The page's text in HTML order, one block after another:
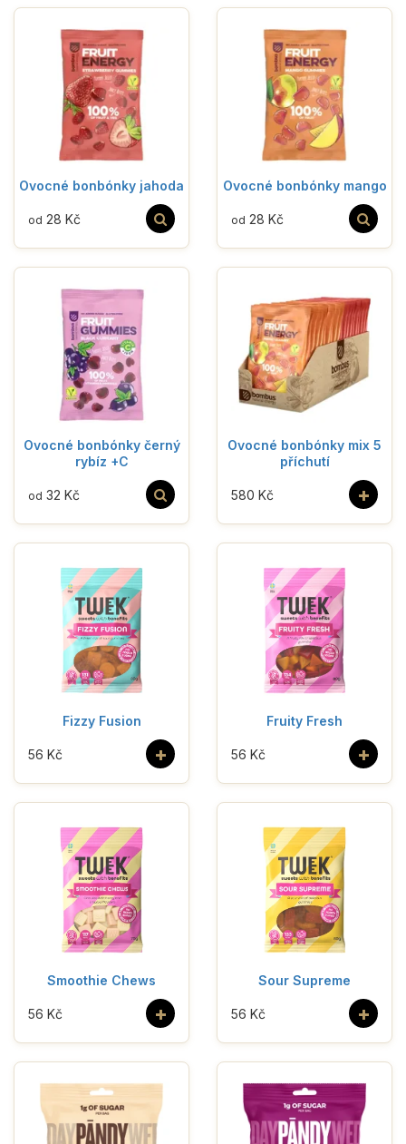
Ovocné bonbónky jahoda
od 28 Kč
Ovocné bonbónky mango
od 28 Kč
Ovocné bonbónky černý
rybíz +C
od 32 Kč
Ovocné bonbónky mix 5
příchutí
+
580 Kč
Fizzy Fusion
+
56 Kč
Fruity Fresh
+
56 Kč
Smoothie Chews
+
56 Kč
Sour Supreme
+
56 Kč